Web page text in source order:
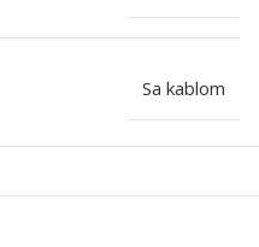
Sa kablom